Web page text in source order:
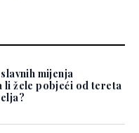
mijenja
li žele pobjeći od tereta